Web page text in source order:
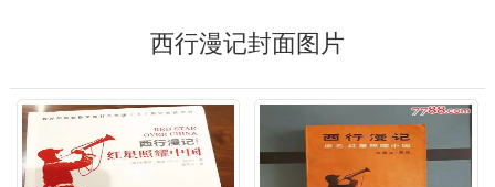
西行漫记封面图片